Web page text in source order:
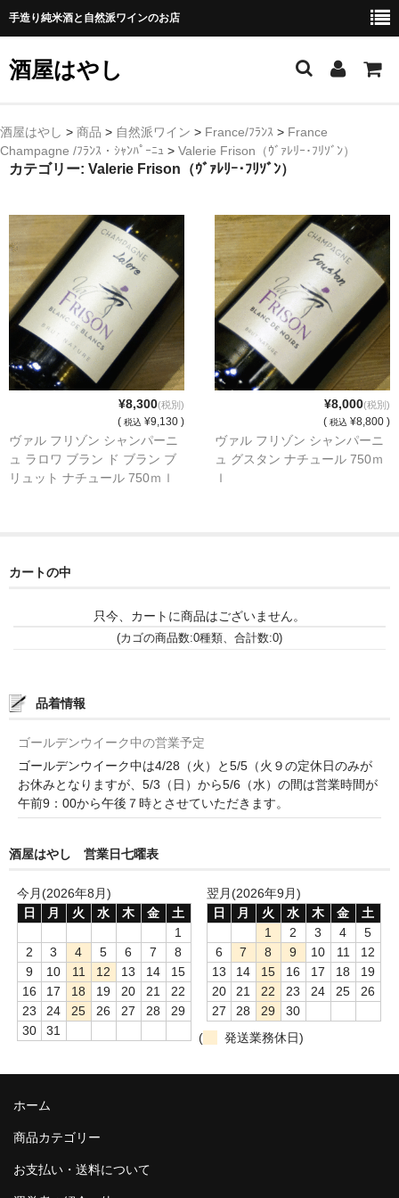
手造り純米酒と自然派ワインのお店
酒屋はやし
ホーム
商品カテゴリー
よえもん 川村酒造店（岩手県花巻市）
田从･月下の舞 舞鶴酒造（秋田県横手市）
綿屋 金の井酒造（宮城県栗原市）
大七 大七酒造（福島県二本松市）
宗玄 宗玄酒造（石川県珠洲市）
神亀 神亀酒造（埼玉県蓮田市）
隆・丹沢山 川西屋酒造店（神奈川県足柄上郡）
るみ子の酒・英・妙の華 森喜酒造（三重県伊賀市）
大治郎・喜量能 畑酒造（滋賀県東近江市）
奥播磨 下村酒造店（兵庫県姫路市安富町）
諏訪泉 諏訪酒造（鳥取県八頭郡智頭町）
旭菊・綾花 旭菊酒造（福岡県久留米市）
本 格 焼 酎
小鹿 小鹿酒造（鹿児島県鹿屋市)
明るい農村 霧島町蒸留所（鹿児島県霧島市）
鉄輪 瑞鷹（熊本県熊本市）
自 然 派 ワ イ ン
France/ﾌﾗﾝｽ
酒屋はやし > 商品 > 自然派ワイン > France/ﾌﾗﾝｽ > France
Champagne /ﾌﾗﾝｽ・ｼｬﾝﾊﾟｰﾆｭ > Valerie Frison（ｳﾞｧﾚﾘｰ･ﾌﾘｿﾞﾝ）
カテゴリー: Valerie Frison（ｳﾞｧﾚﾘｰ･ﾌﾘｿﾞﾝ）
¥8,300(税別)
( 税込 ¥9,130 )
ヴァル フリゾン シャンパーニ
ュ ラロワ ブラン ド ブラン ブ
リュット ナチュール 750ｍｌ
¥8,000(税別)
( 税込 ¥8,800 )
ヴァル フリゾン シャンパーニ
ュ グスタン ナチュール 750ｍ
ｌ
カートの中
只今、カートに商品はございません。
(カゴの商品数:0種類、合計数:0)
品着情報
ゴールデンウイーク中の営業予定
ゴールデンウイーク中は4/28（火）と5/5（火９の定休日のみが
お休みとなりますが、5/3（日）から5/6（水）の間は営業時間が
午前9：00から午後７時とさせていただきます。
酒屋はやし 営業日七曜表
今月(2026年8月)
日
月 火 水 木 金
土
1
2
3 4 5 6 7
8
9
10 11 12 13 14
15
16
17 18 19 20 21
22
23
24 25 26 27 28
29
30
31
翌月(2026年9月)
日
月 火 水 木 金
土
1
2 3 4
5
6
7 8 9 10 11
12
13
14 15 16 17 18
19
20
21 22 23 24 25
26
27
28 29
30
(
発送業務休日)
ホーム
商品カテゴリー
お支払い・送料について